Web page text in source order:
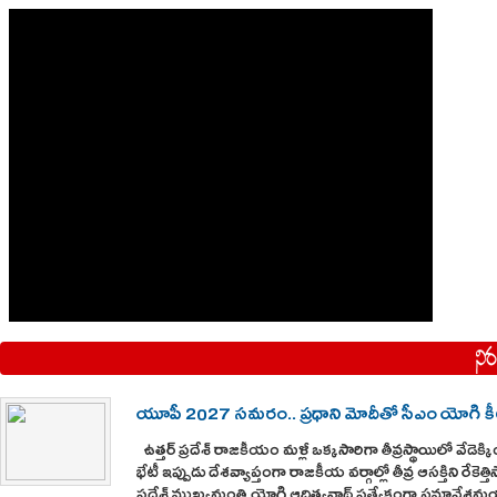
యూపీ 2027 సమరం.. ప్రధాని మోదీతో సీఎం యోగి
ఉత్తర్ ప్రదేశ్ రాజకీయం మళ్లీ ఒక్కసారిగా తీవ్రస్థాయిలో
భేటీ ఇప్పుడు దేశవ్యాప్తంగా రాజకీయ వర్గాల్లో తీవ్ర ఆసక్తిని